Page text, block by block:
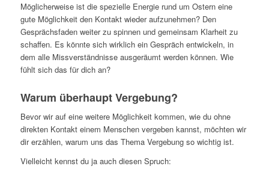
Möglicherweise ist die spezielle Energie rund um Ostern eine
gute Möglichkeit den Kontakt wieder aufzunehmen? Den
Gesprächsfaden weiter zu spinnen und gemeinsam Klarheit zu
schaffen. Es könnte sich wirklich ein Gespräch entwickeln, in
dem alle Missverständnisse ausgeräumt werden können. Wie
fühlt sich das für dich an?
Warum überhaupt Vergebung?
Bevor wir auf eine weitere Möglichkeit kommen, wie du ohne
direkten Kontakt einem Menschen vergeben kannst, möchten wir
dir erzählen, warum uns das Thema Vergebung so wichtig ist.
Vielleicht kennst du ja auch diesen Spruch: